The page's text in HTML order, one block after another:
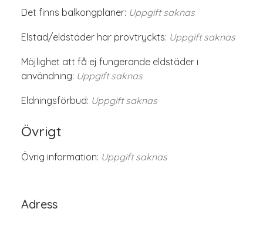
Det finns balkongplaner: Uppgift saknas
Elstad/eldstäder har provtryckts: Uppgift saknas
Möjlighet att få ej fungerande eldstäder i
användning: Uppgift saknas
Eldningsförbud: Uppgift saknas
Övrigt
Övrig information: Uppgift saknas
Adress